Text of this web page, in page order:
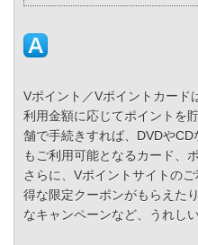
Vポイント／Vポイントカード
利用金額に応じてポイントを
舗で手続きすれば、DVDや
もご利用可能となるカード、
さらに、Vポイントサイトの
得な限定クーポンがもらえた
なキャンペーンなど、うれし